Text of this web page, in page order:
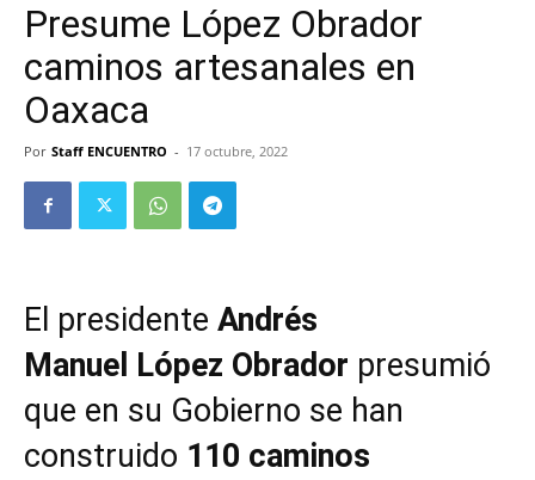
Presume López Obrador
caminos artesanales en
Oaxaca
Por Staff ENCUENTRO - 17 octubre, 2022
El presidente Andrés
Manuel López Obrador presumió
que en su Gobierno se han
construido 110 caminos